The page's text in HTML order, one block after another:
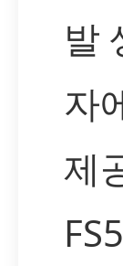
발
자
제